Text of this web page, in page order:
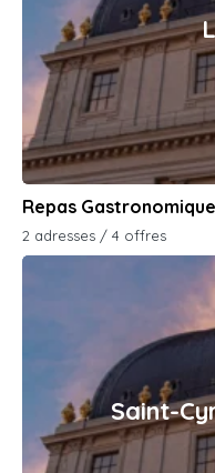
Repas
2 adresses / 4 offres
Saint-